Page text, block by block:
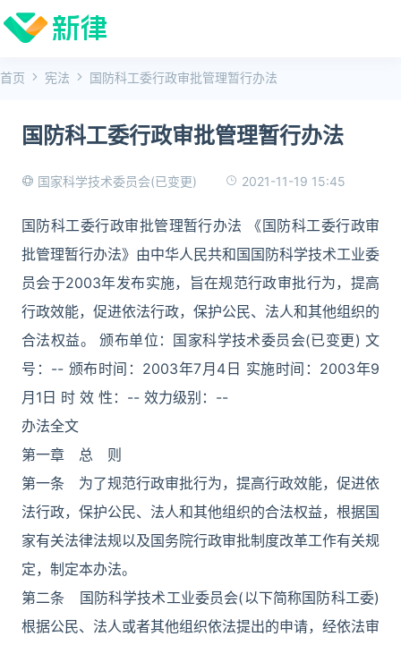
首页 宪法 国防科工委行政审批管理暂行办法
国防科工委行政审批管理暂行办法
国家科学技术委员会(已变更) 2021-11-19 15:45
国防科工委行政审批管理暂行办法 《国防科工委行政审
批管理暂行办法》由中华人民共和国国防科学技术工业委
员会于2003年发布实施，旨在规范行政审批行为，提高
行政效能，促进依法行政，保护公民、法人和其他组织的
合法权益。 颁布单位：国家科学技术委员会(已变更) 文
号：-- 颁布时间：2003年7月4日 实施时间：2003年9
月1日 时 效 性：-- 效力级别：--
办法全文
第一章 总 则
第一条 为了规范行政审批行为，提高行政效能，促进依
法行政，保护公民、法人和其他组织的合法权益，根据国
家有关法律法规以及国务院行政审批制度改革工作有关规
定，制定本办法。
第二条 国防科学技术工业委员会(以下简称国防科工委)
根据公民、法人或者其他组织依法提出的申请，经依法审